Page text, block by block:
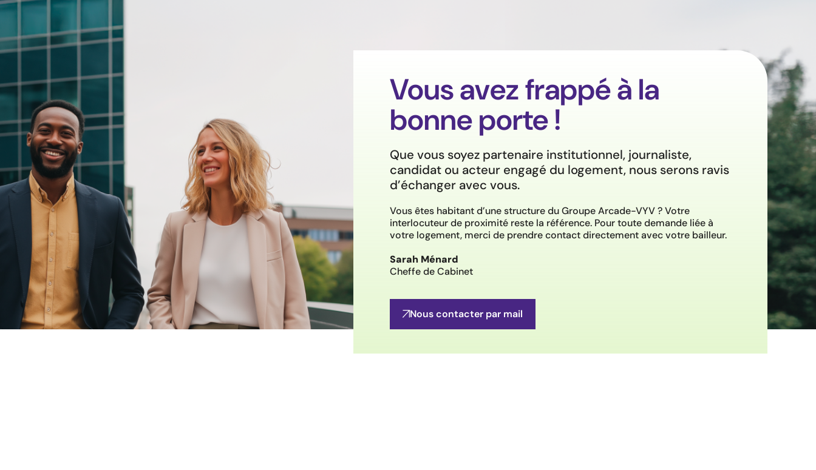
Vous avez frappé à la
bonne porte !
Que vous soyez partenaire institutionnel, journaliste,
candidat ou acteur engagé du logement, nous serons ravis
d’échanger avec vous.
Vous êtes habitant d’une structure du Groupe Arcade-VYV ? Votre
interlocuteur de proximité reste la référence. Pour toute demande liée à
votre logement, merci de prendre contact directement avec votre bailleur.
Sarah Ménard
Cheffe de Cabinet
Nous contacter par mail